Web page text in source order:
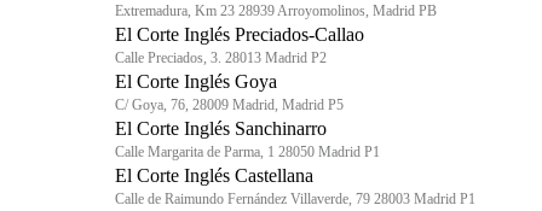
Extremadura, Km 23 28939 Arroyomolinos, Madrid PB
El Corte Inglés Preciados-Callao
Calle Preciados, 3. 28013 Madrid P2
El Corte Inglés Goya
C/ Goya, 76, 28009 Madrid, Madrid P5
El Corte Inglés Sanchinarro
Calle Margarita de Parma, 1 28050 Madrid P1
El Corte Inglés Castellana
Calle de Raimundo Fernández Villaverde, 79 28003 Madrid P1